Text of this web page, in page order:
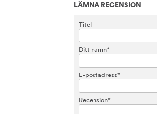
LÄMNA RECENSION
Titel
Ditt namn*
E-postadress*
Recension*